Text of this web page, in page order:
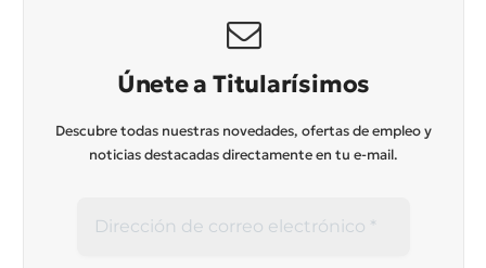
Únete a Titularísimos
Descubre todas nuestras novedades, ofertas de empleo y
noticias destacadas directamente en tu e-mail.